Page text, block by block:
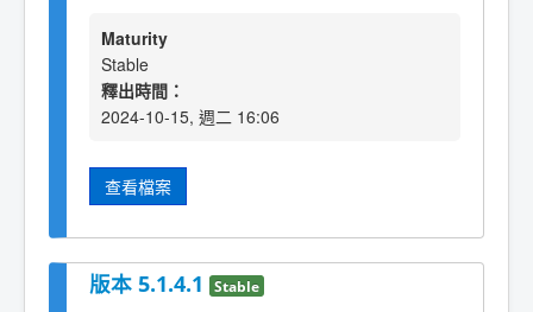
Maturity
Stable
釋出時間：
2024-10-15, 週二 16:06
查看檔案
版本 5.1.4.1 Stable